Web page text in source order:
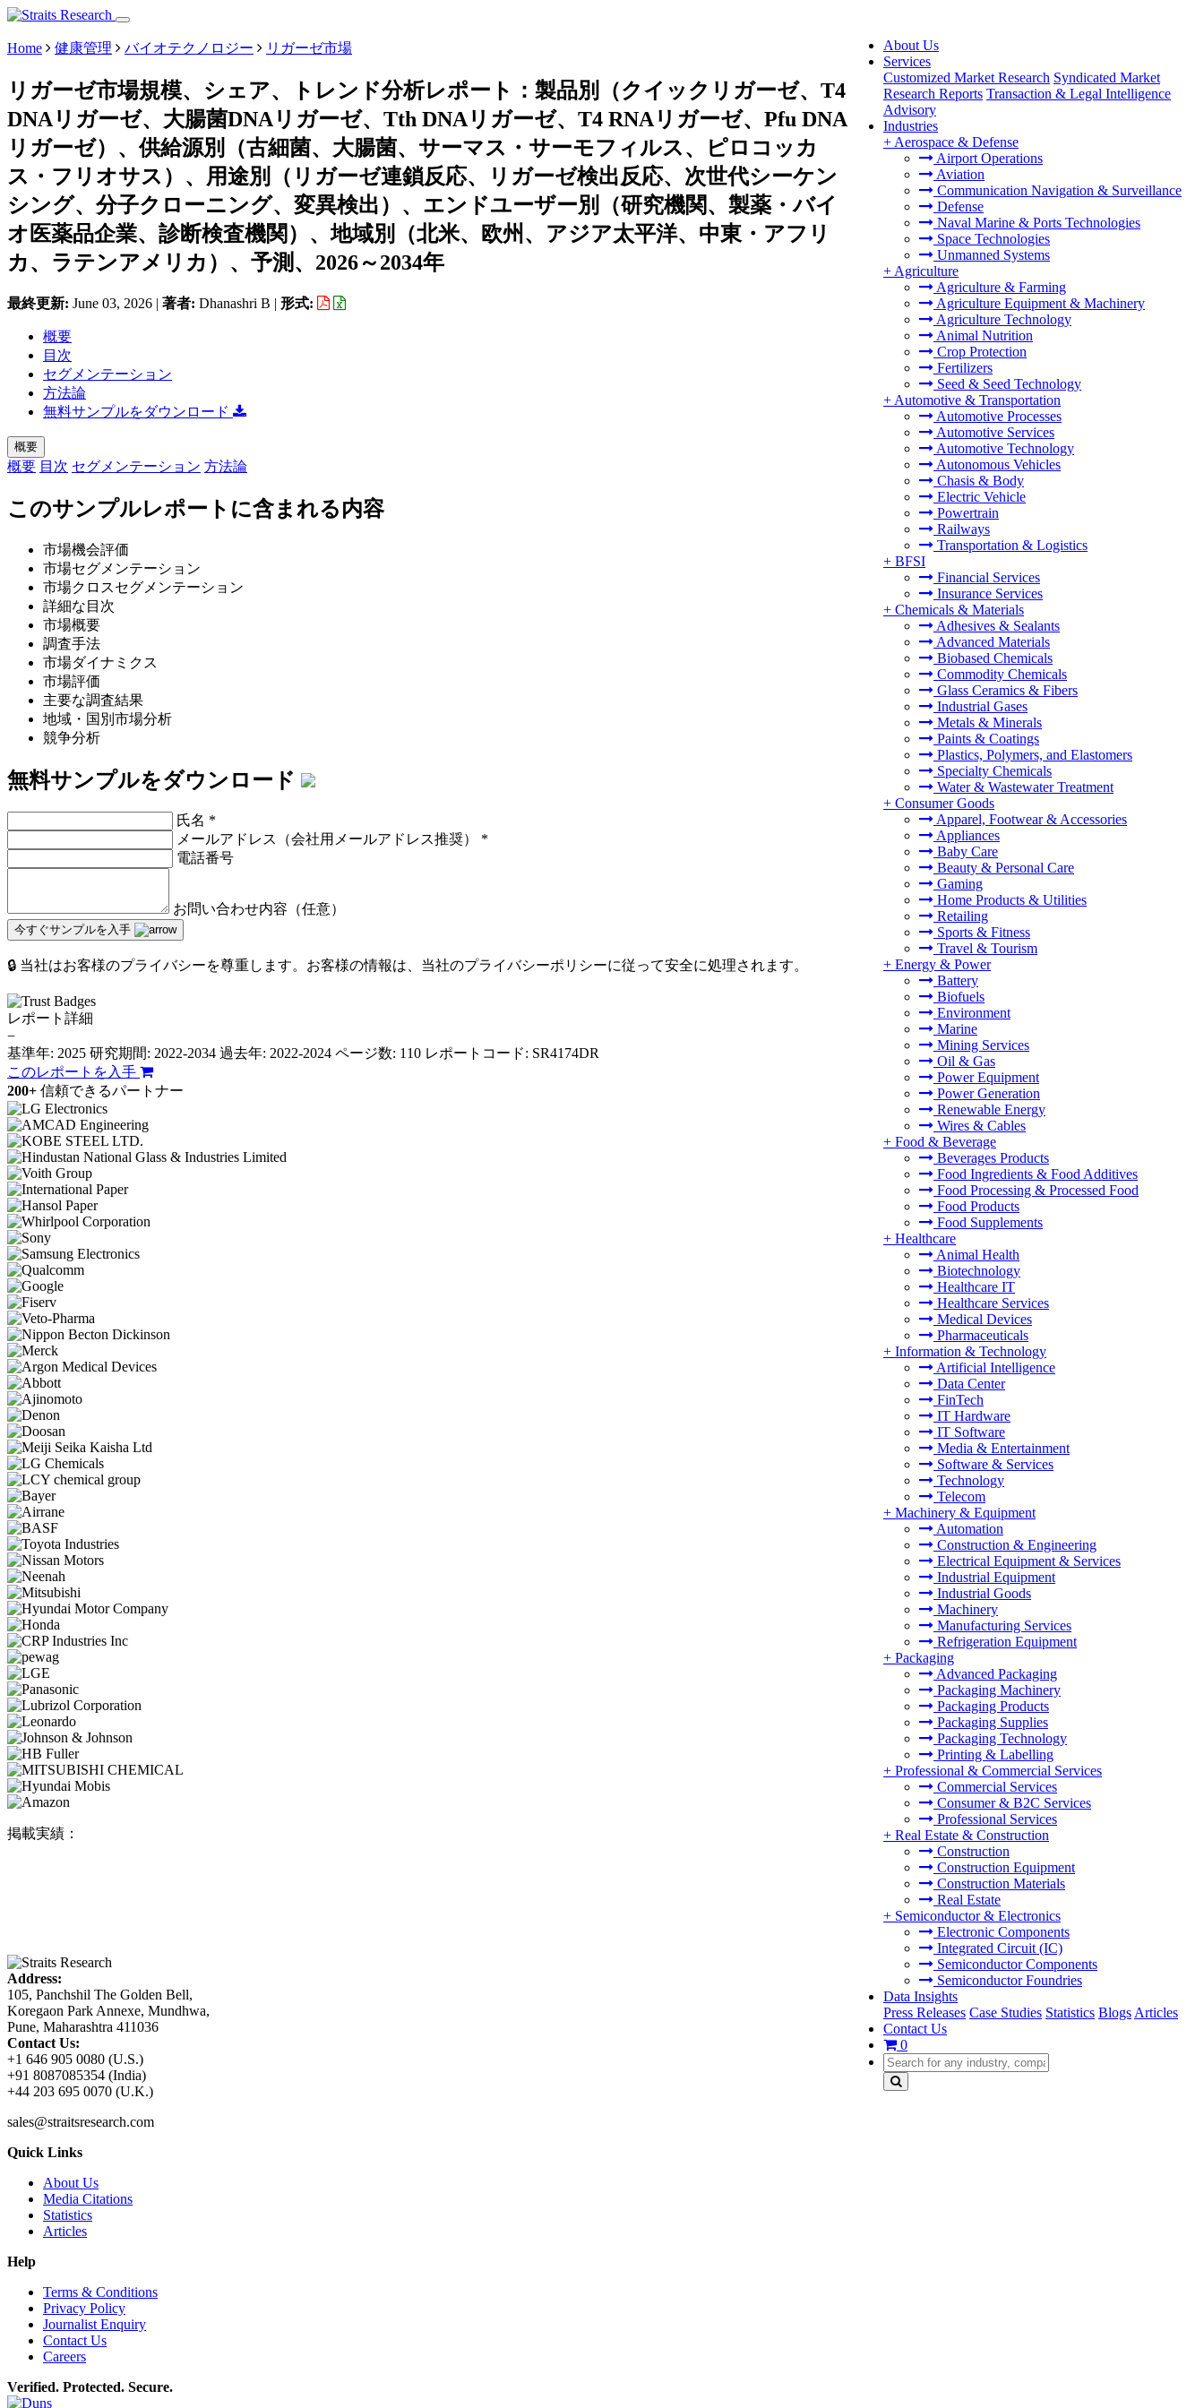
About Us
Services
Customized Market Research Syndicated Market
Research Reports Transaction & Legal Intelligence
Advisory
Industries
+ Aerospace & Defense
Airport Operations
Aviation
Communication Navigation & Surveillance
Defense
Naval Marine & Ports Technologies
Space Technologies
Unmanned Systems
+ Agriculture
Agriculture & Farming
Agriculture Equipment & Machinery
Agriculture Technology
Animal Nutrition
Crop Protection
Fertilizers
Seed & Seed Technology
+ Automotive & Transportation
Automotive Processes
Automotive Services
Automotive Technology
Autonomous Vehicles
Chasis & Body
Electric Vehicle
Powertrain
Railways
Transportation & Logistics
+ BFSI
Financial Services
Insurance Services
+ Chemicals & Materials
Adhesives & Sealants
Advanced Materials
Biobased Chemicals
Commodity Chemicals
Glass Ceramics & Fibers
Industrial Gases
Metals & Minerals
Paints & Coatings
Plastics, Polymers, and Elastomers
Specialty Chemicals
Water & Wastewater Treatment
+ Consumer Goods
Apparel, Footwear & Accessories
Appliances
Baby Care
Beauty & Personal Care
Gaming
Home Products & Utilities
Retailing
Sports & Fitness
Travel & Tourism
+ Energy & Power
Battery
Biofuels
Environment
Marine
Mining Services
Oil & Gas
Power Equipment
Power Generation
Renewable Energy
Wires & Cables
+ Food & Beverage
Beverages Products
Food Ingredients & Food Additives
Food Processing & Processed Food
Food Products
Food Supplements
+ Healthcare
Animal Health
Biotechnology
Healthcare IT
Healthcare Services
Medical Devices
Pharmaceuticals
+ Information & Technology
Artificial Intelligence
Data Center
FinTech
IT Hardware
IT Software
Media & Entertainment
Software & Services
Technology
Telecom
+ Machinery & Equipment
Automation
Construction & Engineering
Electrical Equipment & Services
Industrial Equipment
Industrial Goods
Machinery
Manufacturing Services
Refrigeration Equipment
+ Packaging
Advanced Packaging
Packaging Machinery
Packaging Products
Packaging Supplies
Packaging Technology
Printing & Labelling
+ Professional & Commercial Services
Commercial Services
Consumer & B2C Services
Professional Services
+ Real Estate & Construction
Construction
Construction Equipment
Construction Materials
Real Estate
+ Semiconductor & Electronics
Electronic Components
Integrated Circuit (IC)
Semiconductor Components
Semiconductor Foundries
Data Insights
Press Releases Case Studies Statistics Blogs Articles
Contact Us
0
Home 健康管理 バイオテクノロジー リガーゼ市場
リガーゼ市場規模、シェア、トレンド分析レポート：製品別（クイックリガーゼ、T4
DNAリガーゼ、大腸菌DNAリガーゼ、Tth DNAリガーゼ、T4 RNAリガーゼ、Pfu DNA
リガーゼ）、供給源別（古細菌、大腸菌、サーマス・サーモフィルス、ピロコッカ
ス・フリオサス）、用途別（リガーゼ連鎖反応、リガーゼ検出反応、次世代シーケン
シング、分子クローニング、変異検出）、エンドユーザー別（研究機関、製薬・バイ
オ医薬品企業、診断検査機関）、地域別（北米、欧州、アジア太平洋、中東・アフリ
カ、ラテンアメリカ）、予測、2026～2034年
最終更新: June 03, 2026 | 著者: Dhanashri B | 形式:
概要
目次
セグメンテーション
方法論
無料サンプルをダウンロード
概要
概要 目次 セグメンテーション 方法論
このサンプルレポートに含まれる内容
市場機会評価
市場セグメンテーション
市場クロスセグメンテーション
詳細な目次
市場概要
調査手法
市場ダイナミクス
市場評価
主要な調査結果
地域・国別市場分析
競争分析
無料サンプルをダウンロード
氏名 *
メールアドレス（会社用メールアドレス推奨） *
電話番号
お問い合わせ内容（任意）
今すぐサンプルを入手
🔒 当社はお客様のプライバシーを尊重します。お客様の情報は、当社のプライバシーポリシーに従って安全に処理されます。
レポート詳細
−
基準年: 2025 研究期間: 2022-2034 過去年: 2022-2024 ページ数: 110 レポートコード: SR4174DR
このレポートを入手
200+ 信頼できるパートナー
掲載実績：
Address:
105, Panchshil The Golden Bell,
Koregaon Park Annexe, Mundhwa,
Pune, Maharashtra 411036
Contact Us:
+1 646 905 0080 (U.S.)
+91 8087085354 (India)
+44 203 695 0070 (U.K.)
sales@straitsresearch.com
Quick Links
About Us
Media Citations
Statistics
Articles
Help
Terms & Conditions
Privacy Policy
Journalist Enquiry
Contact Us
Careers
Verified. Protected. Secure.